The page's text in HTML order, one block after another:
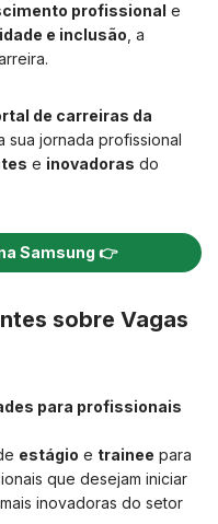
profissional e
e inclusão , a
de carreiras da
sua jornada profissional
e inovadoras do
Samsung 👉
sobre Vagas
para profissionais
estágio e trainee para
que desejam iniciar
inovadoras do setor